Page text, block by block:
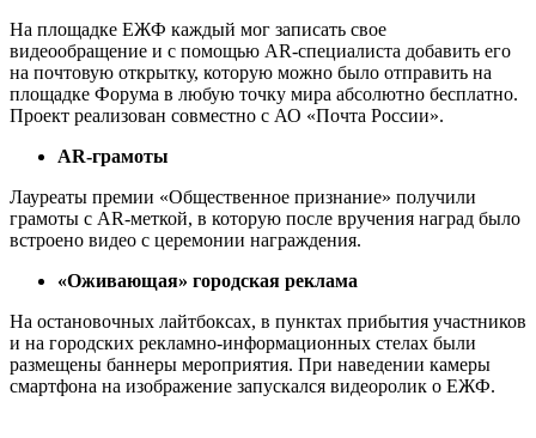
На площадке ЕЖФ каждый мог записать свое
видеообращение и с помощью AR-специалиста добавить его
на почтовую открытку, которую можно было отправить на
площадке Форума в любую точку мира абсолютно бесплатно.
Проект реализован совместно с АО «Почта России».
AR-грамоты
Лауреаты премии «Общественное признание» получили
грамоты с AR-меткой, в которую после вручения наград было
встроено видео с церемонии награждения.
«Оживающая» городская реклама
На остановочных лайтбоксах, в пунктах прибытия участников
и на городских рекламно-информационных стелах были
размещены баннеры мероприятия. При наведении камеры
смартфона на изображение запускался видеоролик о ЕЖФ.